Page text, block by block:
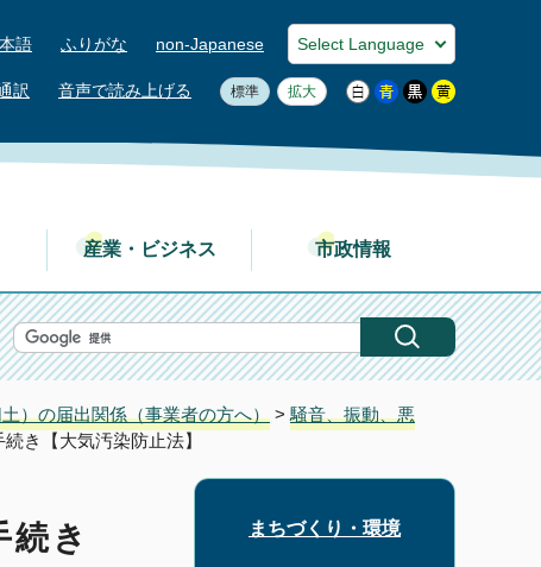
語 ふりがな non-Japanese
訳 音声で読み上げる 標準 拡大
産業・ビジネス 市政情報
）の届出関係（事業者の方へ） > 騒音、振動、悪
き【大気汚染防止法】
き
まちづくり・環境